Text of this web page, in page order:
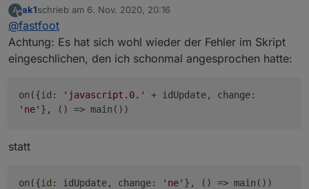
alles wie vorher.
A
Offline
ak1schrieb am 6. Nov. 2020, 20:16
zuletzt editiert von
@fastfoot
Achtung: Es hat sich wohl wieder der Fehler im Skript
eingeschlichen, den ich schonmal angesprochen hatte:
on({id : 'javascript.0.'
+ idUpdate, change:
'ne' }, () => main())
statt
on({id : idUpdate, change: 'ne' }, () => main())